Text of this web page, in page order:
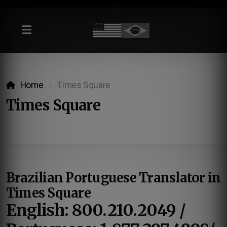
Home Times Square
Times Square
Brazilian Portuguese Translator in
Times Square
English: 800.210.2049 /